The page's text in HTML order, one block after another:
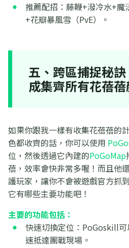
推薦配招：藤鞭+潑冷水+魔
+花瓣暴風雪（PvE）。
五、跨區捕捉秘
成集齊所有花蓓
如果你跟我一樣有收集花蓓蓓的
色都收齊的話，你可以使用
位，然後透過它內建的PoGoMap
蓓，效率會快非常多喔！而且他
護玩家，讓你不會被遊戲官方抓
它有哪些主要功能吧！
主要的功能包括：
快速切換定位：PoGoskill
速抵達團戰現場。